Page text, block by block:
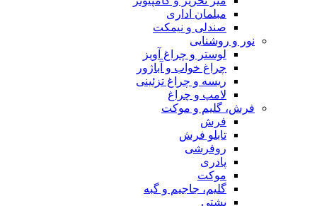
مبلمان اداری
صندلی و نیمکت
نور و روشنایی
لوستر و چراغ آویز
چراغ خواب و آباژور
ریسه و چراغ تزئینی
لامپ و چراغ
فرش، گلیم و موکت
فرش
تابلو فرش
روفرشی
پادری
موکت
گلیم، جاجیم و گبه
پشتی